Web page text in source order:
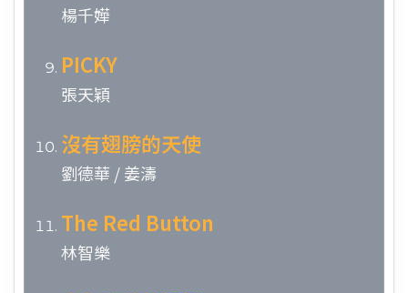
楊千嬅
PICKY
張天穎
沒有翅膀的天使
劉德華 / 姜濤
The Red Button
林智樂